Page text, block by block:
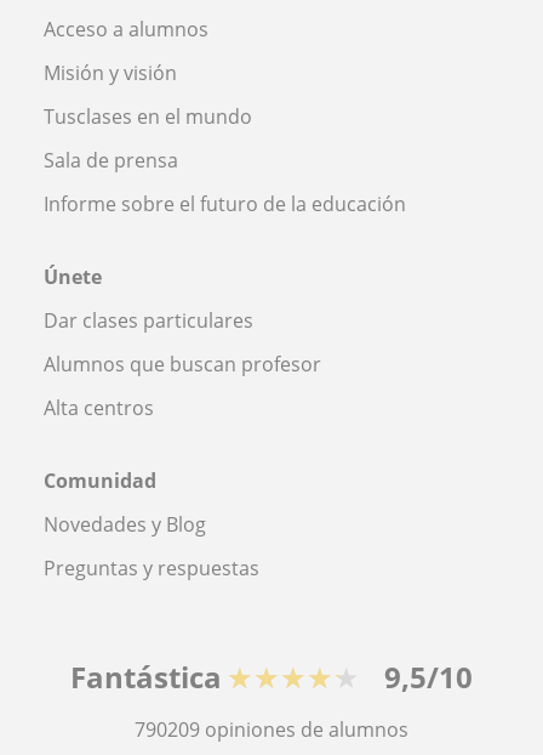
Acceso a alumnos
Misión y visión
Tusclases en el mundo
Sala de prensa
Informe sobre el futuro de la educación
Únete
Dar clases particulares
Alumnos que buscan profesor
Alta centros
Comunidad
Novedades y Blog
Preguntas y respuestas
Fantástica ★★★★★ 9,5/10
790209 opiniones de alumnos